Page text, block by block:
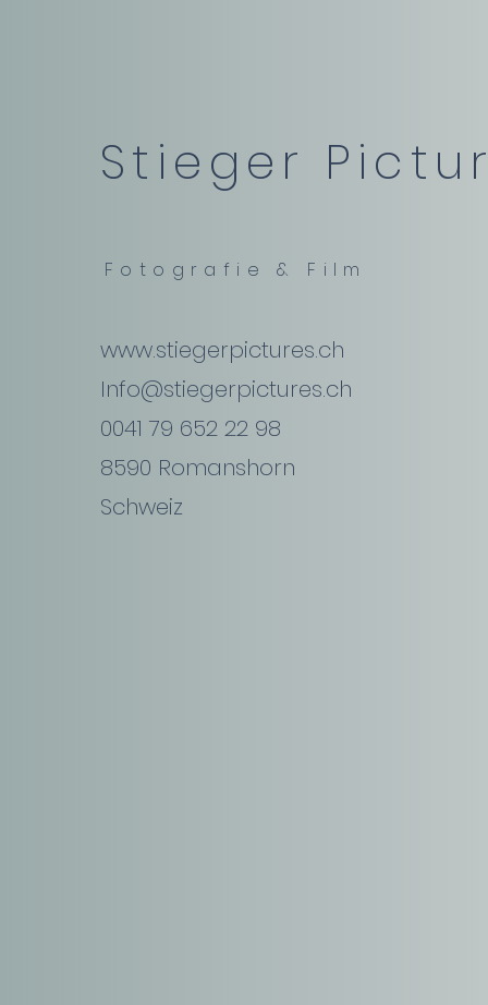
Stieger
Fotografie & Film
www.stiegerpictures.ch
Info@stiegerpictures.ch
0041 79 652 22 98
8590 Romanshorn
Schweiz